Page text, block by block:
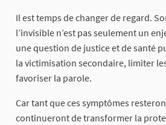
Il est temps de changer de regard.
l’invisible n’est pas seulement un
une question de justice et de santé
la victimisation secondaire, limiter
favoriser la parole.
Car tant que ces symptômes
continueront de transformer la